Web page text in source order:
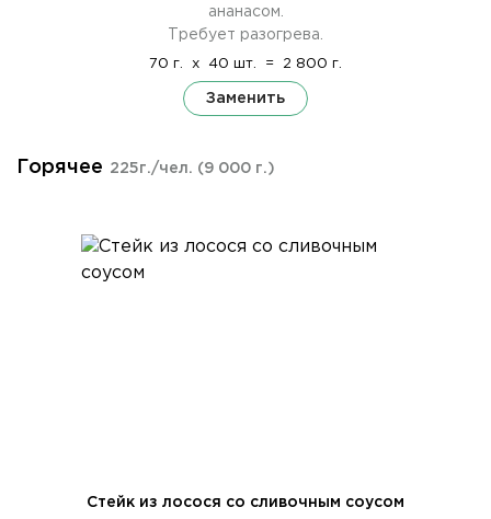
ананасом.
Требует разогрева.
70 г. x 40 шт. = 2 800 г.
Заменить
Горячее 225г./чел. (9 000 г.)
Стейк из лосося со сливочным соусом